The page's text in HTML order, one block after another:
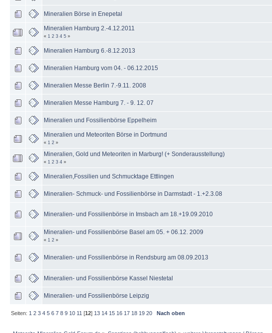
Mineralien Börse in Enepetal
Mineralien Hamburg 2.-4.12.2011
« 1 2 3 4 5 »
Mineralien Hamburg 6.-8.12.2013
Mineralien Hamburg vom 04. - 06.12.2015
Mineralien Messe Berlin 7.-9.11. 2008
Mineralien Messe Hamburg 7. - 9. 12. 07
Mineralien und Fossilienbörse Eppelheim
Mineralien und Meteoriten Börse in Dortmund
« 1 2 »
Mineralien, Gold und Meteoriten in Marburg! (+ Sonderausstellung)
« 1 2 3 4 »
Mineralien,Fossilien und Schmucktage Ettlingen
Mineralien- Schmuck- und Fossilienbörse in Darmstadt - 1.+2.3.08
Mineralien- und Fossilienbörse in Imsbach am 18.+19.09.2010
Mineralien- und Fossilienbörse Basel am 05. + 06.12. 2009
« 1 2 »
Mineralien- und Fossilienbörse in Rendsburg am 08.09.2013
Mineralien- und Fossilienbörse Kassel Niestetal
Mineralien- und Fossilienbörse Leipzig
Seiten: 1 2 3 4 5 6 7 8 9 10 11 [12] 13 14 15 16 17 18 19 20 Nach oben